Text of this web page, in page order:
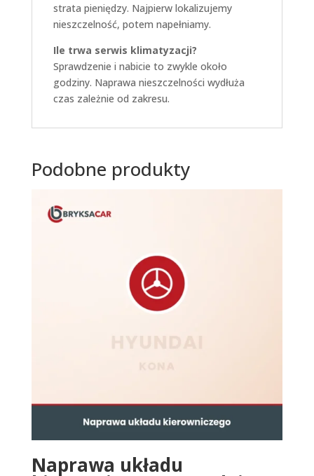
strata pieniędzy. Najpierw lokalizujemy
nieszczelność, potem napełniamy.
Ile trwa serwis klimatyzacji?
Sprawdzenie i nabicie to zwykle około
godziny. Naprawa nieszczelności wydłuża
czas zależnie od zakresu.
Podobne produkty
Naprawa układu